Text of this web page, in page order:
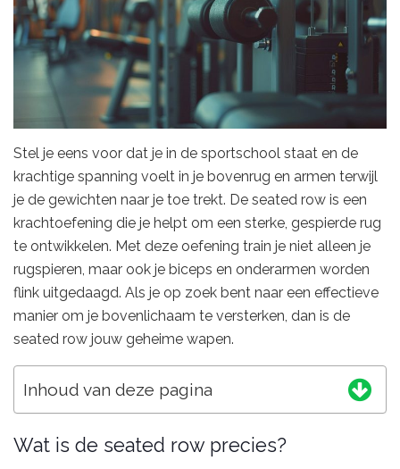
Stel je eens voor dat je in de sportschool staat en de
krachtige spanning voelt in je bovenrug en armen terwijl
je de gewichten naar je toe trekt. De seated row is een
krachtoefening die je helpt om een sterke, gespierde rug
te ontwikkelen. Met deze oefening train je niet alleen je
rugspieren, maar ook je biceps en onderarmen worden
flink uitgedaagd. Als je op zoek bent naar een effectieve
manier om je bovenlichaam te versterken, dan is de
seated row jouw geheime wapen.
Inhoud van deze pagina
Wat is de seated row precies?